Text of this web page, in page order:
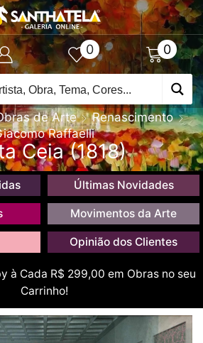
0 0
de Arte
Renascimento
Raffaelli
Ceia (1818)
Últimas Novidades
Movimentos da Arte
Opinião dos Clientes
à Cada R$ 299,00 em Obras no seu
Carrinho!